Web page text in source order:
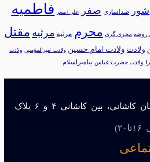
شور صداسازی صفر علی اصغر فاطمیه
روضه مجری گری محرم مرثيه مرثیه مقتل
ولادت ولادت امام حسین ولادت امیرالمؤمنین ولادت
ولادت حضرت عباس پیامبراسلام
نشانی مشهد، خیابان کاشانی، بین کاشانی ۴ و ۶ پلاک